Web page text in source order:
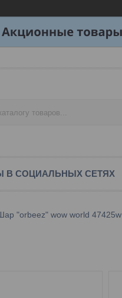
В СОЦИАЛЬНЫХ СЕТЯХ
"orbeez" wow world 47425w